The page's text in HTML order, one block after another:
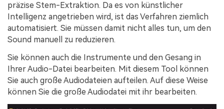
präzise Stem-Extraktion. Da es von künstlicher
Intelligenz angetrieben wird, ist das Verfahren ziemlich
automatisiert. Sie müssen damit nicht alles tun, um den
Sound manuell zu reduzieren.
Sie können auch die Instrumente und den Gesang in
Ihrer Audio-Datei bearbeiten. Mit diesem Tool können
Sie auch große Audiodateien aufteilen. Auf diese Weise
können Sie die große Audiodatei mit ihr bearbeiten.